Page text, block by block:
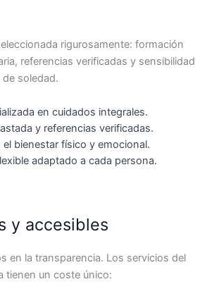
rigurosamente: formación
referencias verificadas y sensibilidad
soledad.
en cuidados integrales.
y referencias verificadas.
bienestar físico y emocional.
adaptado a cada persona.
y accesibles
en la transparencia. Los servicios del
tienen un coste único: